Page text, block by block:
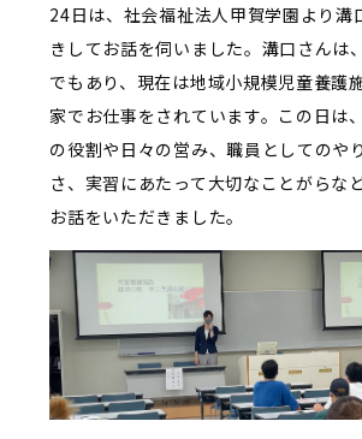
24日は、社会福祉法人甲賀学園より溝
きしてお話を伺いました。溝口さんは
でもあり、現在は地域小規模児童養護
家でお仕事をされています。この日は
の役割や日々の営み、職員としてのや
さ、実習にあたって大切なことがらな
お話をいただきました。